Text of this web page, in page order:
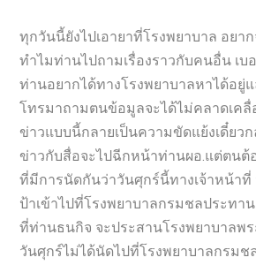
ทุกวันนี้ยังไปเอายาที่โรงพยาบาล อยา
ทำไมท่านไปถามเรื่องราวกับคนอื่น เบ
ท่านอยากได้ทางโรงพยาบาลหาได้อยู่
โทรมาถามตนข้อมูลจะได้ไม่คลาดเคลื่
ข่าวแบบนี้กลายเป็นความขัดแย้งเดี๋ยว
ข่าวกับสื่อจะไปฉีกหน้าท่านผอ.แต่ตนต้
ที่มีการนัดกันว่าวันศุกร์นี้ทางเจ้าหน้า
ป้าเข้าไปที่โรงพยาบาลกรมชลประทา
ที่ท่านธนกิจ จะประสานโรงพยาบาลพ
วันศุกร์ไม่ได้นัดไปที่โรงพยาบาลกรม